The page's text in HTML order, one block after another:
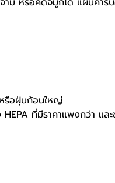
รือฝุ่นก้อนใหญ่
ที่มีราคาแพงกว่า และ